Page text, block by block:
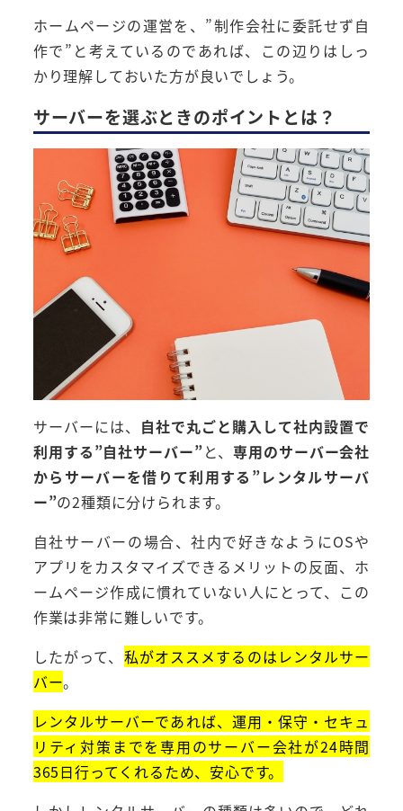
ホームページの運営を、”制作会社に委託せず自
作で”と考えているのであれば、この辺りはしっ
かり理解しておいた方が良いでしょう。
サーバーを選ぶときのポイントとは？
サーバーには、 自社で丸ごと購入して社内設置で
利用する”自社サーバー”と、 専用のサーバー会社
からサーバーを借りて利用する”レンタルサーバ
ー”の2種類に分けられます。
自社サーバーの場合、社内で好きなようにOSや
アプリをカスタマイズできるメリットの反面、ホ
ームページ作成に慣れていない人にとって、この
作業は非常に難しいです。
したがって、 私がオススメするのはレンタルサー
バー。
レンタルサーバーであれば、運用・保守・セキュ
リティ対策までを専用のサーバー会社が24時間
365日行ってくれるため、安心です。